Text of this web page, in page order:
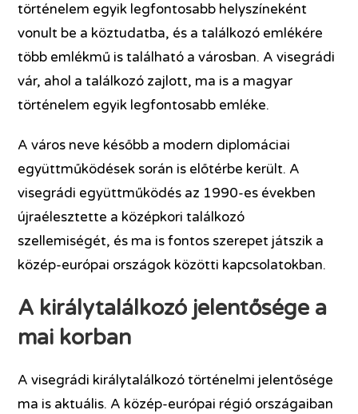
történelem egyik legfontosabb helyszíneként
vonult be a köztudatba, és a találkozó emlékére
több emlékmű is található a városban. A visegrádi
vár, ahol a találkozó zajlott, ma is a magyar
történelem egyik legfontosabb emléke.
A város neve később a modern diplomáciai
együttműködések során is előtérbe került. A
visegrádi együttműködés az 1990-es években
újraélesztette a középkori találkozó
szellemiségét, és ma is fontos szerepet játszik a
közép-európai országok közötti kapcsolatokban.
A királytalálkozó jelentősége a
mai korban
A visegrádi királytalálkozó történelmi jelentősége
ma is aktuális. A közép-európai régió országaiban